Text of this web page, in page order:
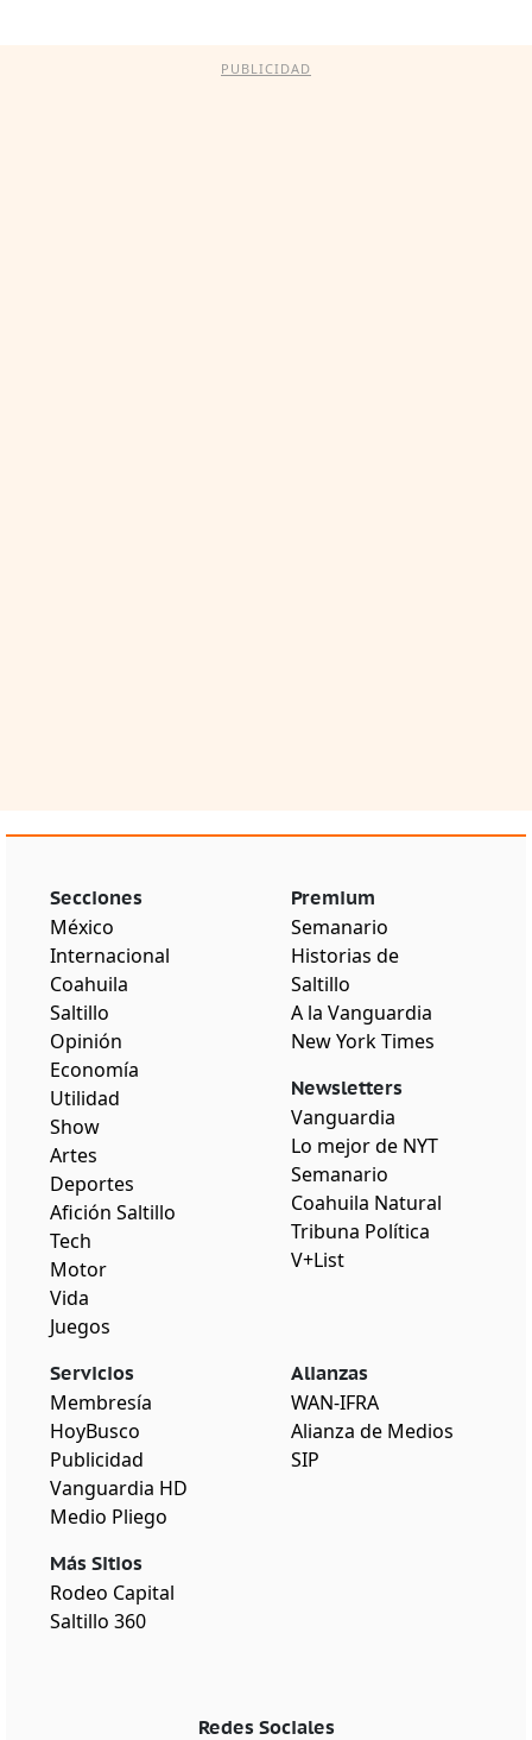
PUBLICIDAD
Secciones
México
Internacional
Coahuila
Saltillo
Opinión
Economía
Utilidad
Show
Artes
Deportes
Afición Saltillo
Tech
Motor
Vida
Juegos
Premium
Semanario
Historias de
Saltillo
A la Vanguardia
New York Times
Newsletters
Vanguardia
Lo mejor de NYT
Semanario
Coahuila Natural
Tribuna Política
V+List
Servicios
Membresía
HoyBusco
Publicidad
Vanguardia HD
Medio Pliego
Más Sitios
Rodeo Capital
Saltillo 360
Alianzas
WAN-IFRA
Alianza de Medios
SIP
Redes Sociales